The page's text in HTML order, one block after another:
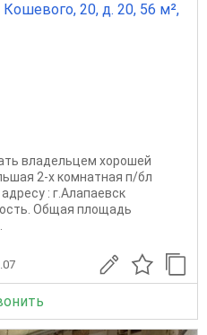
20, д. 20, 56 м²,
владельцем хорошей
2-х комнатная п/бл
: г.Алапаевск
Общая площадь